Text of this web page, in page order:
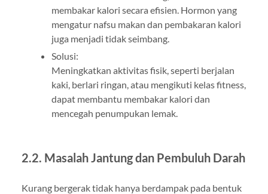
membakar kalori secara efisien. Hormon yang
mengatur nafsu makan dan pembakaran kalori
juga menjadi tidak seimbang.
Solusi:
Meningkatkan aktivitas fisik, seperti berjalan
kaki, berlari ringan, atau mengikuti kelas fitness,
dapat membantu membakar kalori dan
mencegah penumpukan lemak.
2.2. Masalah Jantung dan Pembuluh Darah
Kurang bergerak tidak hanya berdampak pada bentuk